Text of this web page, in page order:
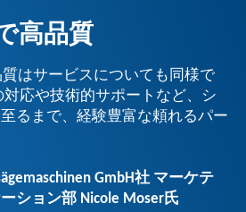
高品質
質はサービスについても同様で
応や技術的サポートなど、シ
るまで、経験豊富な頼れるパー
GmbH社 マーケテ
ション部 Nicole Moser氏